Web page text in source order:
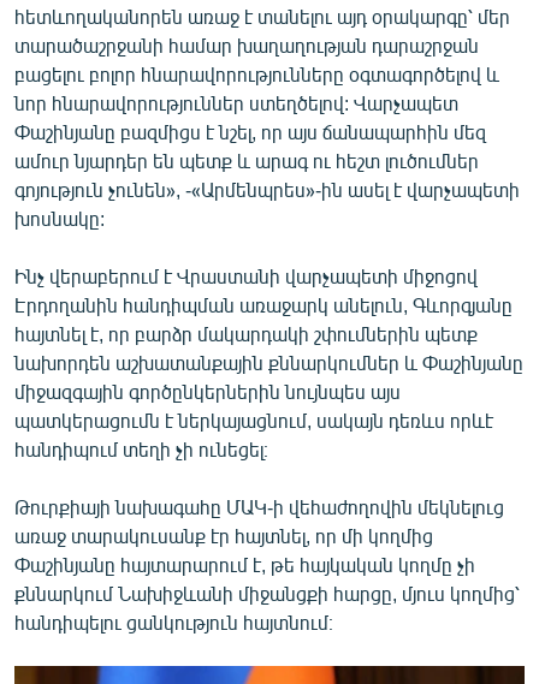
հետևողականորեն առաջ է տանելու այդ օրակարգը՝ մեր
տարածաշրջանի համար խաղաղության դարաշրջան
բացելու բոլոր հնարավորությունները օգտագործելով և
նոր հնարավորություններ ստեղծելով: Վարչապետ
Փաշինյանը բազմիցս է նշել, որ այս ճանապարհին մեզ
ամուր նյարդեր են պետք և արագ ու հեշտ լուծումներ
գոյություն չունեն», -«Արմենպրես»-ին ասել է վարչապետի
խոսնակը:
Ինչ վերաբերում է Վրաստանի վարչապետի միջոցով
Էրդողանին հանդիպման առաջարկ անելուն, Գևորգյանը
հայտնել է, որ բարձր մակարդակի շփումներին պետք
նախորդեն աշխատանքային քննարկումներ և Փաշինյանը
միջազգային գործընկերներին նույնպես այս
պատկերացումն է ներկայացնում, սակայն դեռևս որևէ
հանդիպում տեղի չի ունեցել։
Թուրքիայի նախագահը ՄԱԿ-ի վեհաժողովին մեկնելուց
առաջ տարակուսանք էր հայտնել, որ մի կողմից
Փաշինյանը հայտարարում է, թե հայկական կողմը չի
քննարկում Նախիջևանի միջանցքի հարցը, մյուս կողմից՝
հանդիպելու ցանկություն հայտնում։